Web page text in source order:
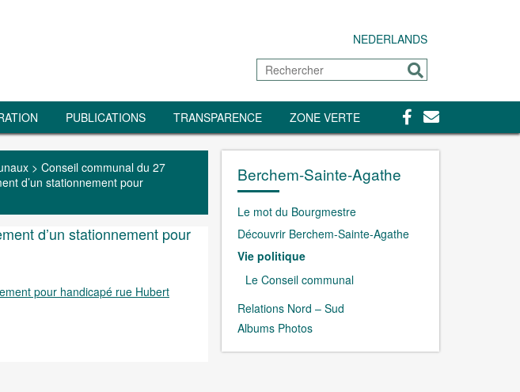
NEDERLANDS
Rechercher
Envoyer
PUBLICATIONS TRANSPARENCE ZONE VERTE Facebook
Contact
> Conseil communal du 27
d’un stationnement pour
d’un stationnement pour
pour handicapé rue Hubert
Berchem-Sainte-Agathe
Le mot du Bourgmestre
Découvrir Berchem-Sainte-Agathe
Vie politique
Le Conseil communal
Relations Nord – Sud
Albums Photos